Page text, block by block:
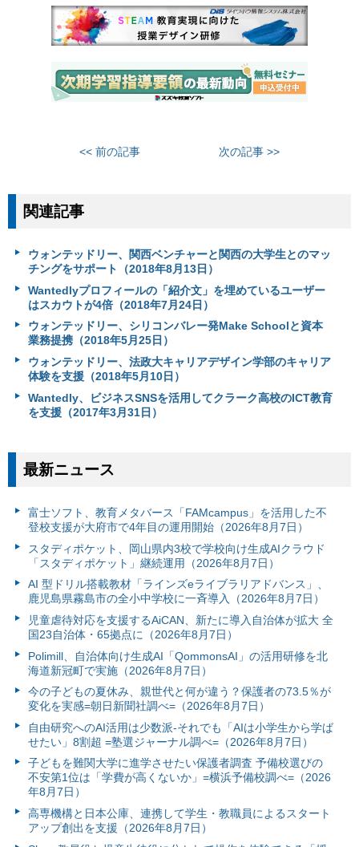
<< 前の記事 次の記事 >>
関連記事
ウォンテッドリー、関西ベンチャーと関西の大学生とのマッ
チングをサポート（2018年8月13日）
Wantedlyプロフィールの「紹介文」を埋めているユーザー
はスカウトが4倍（2018年7月24日）
ウォンテッドリー、シリコンバレー発Make Schoolと資本
業務提携（2018年5月25日）
ウォンテッドリー、法政大キャリアデザイン学部のキャリア
体験を支援（2018年5月10日）
Wantedly、ビジネスSNSを活用してクラーク高校のICT教育
を支援（2017年3月31日）
最新ニュース
富⼠ソフト、教育メタバース「FAMcampus」を活用した不
登校支援が大府市で4年目の運用開始（2026年8月7日）
スタディポケット、岡山県内3校で学校向け生成AIクラウド
「スタディポケット」継続運用（2026年8月7日）
AI 型ドリル搭載教材「ラインズeライブラリアドバンス」、
鹿児島県霧島市の全小中学校に一斉導入（2026年8月7日）
児童虐待対応を支援するAiCAN、新たに導入自治体が拡大 全
国23自治体・65拠点に（2026年8月7日）
Polimill、自治体向け生成AI「QommonsAI」の活用研修を北
海道新冠町で実施（2026年8月7日）
今の子どもの夏休み、親世代と何が違う？保護者の73.5％が
変化を実感=朝日新聞社調べ=（2026年8月7日）
自由研究へのAI活用は少数派-それでも「AIは小学生から学ば
せたい」8割超 =塾選ジャーナル調べ=（2026年8月7日）
子どもを難関大学に進学させたい保護者調査 予備校選びの
不安第1位は「学費が高くないか」=横浜予備校調べ=（2026
年8月7日）
高専機構と日本公庫、連携して学生・教職員によるスタート
アップ創出を支援（2026年8月7日）